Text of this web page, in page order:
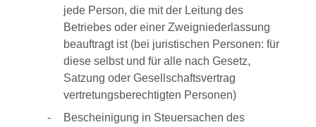
jede Person, die mit der Leitung des
Betriebes oder einer Zweigniederlassung
beauftragt ist (bei juristischen Personen: für
diese selbst und für alle nach Gesetz,
Satzung oder Gesellschaftsvertrag
vertretungsberechtigten Personen)
Bescheinigung in Steuersachen des